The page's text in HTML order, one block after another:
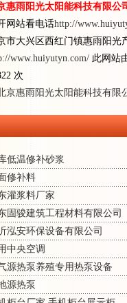
惠雨阳光太阳能科技有限公
网站看电话http://
市大兴区西红门镇惠雨阳光
www.huiyutyn.com/ 此网站
次
京惠雨阳光太阳能科技有限
低温修补砂浆
修补料
灌浆料厂家
固骏建筑工程材料有限公司
泓安环保设备有限公司
中央空调
源热泵养殖专用热泵设备
源热泵